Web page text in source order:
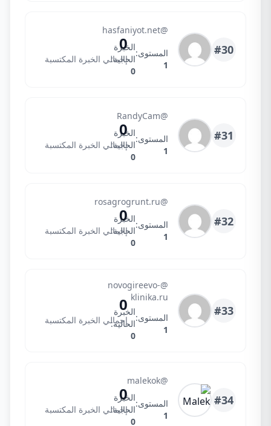
#30
hasfaniyot.net
@hasfaniyot.net
المستوى:
1
الخبرة
الحالية:
0
0
إجمالي الخبرة المكتسبة
#31
RandyCamQE
@RandyCam
المستوى:
1
الخبرة
الحالية:
0
0
إجمالي الخبرة المكتسبة
#32
rosagrogrunt.ru
@rosagrogrunt.ru
المستوى:
1
الخبرة
الحالية:
0
0
إجمالي الخبرة المكتسبة
#33
novogireevo-klinika.ru
@novogireevo-
klinika.ru
المستوى:
1
الخبرة
الحالية:
0
0
إجمالي الخبرة المكتسبة
#34
Malek
@malekok
المستوى:
1
الخبرة
الحالية:
0
0
إجمالي الخبرة المكتسبة